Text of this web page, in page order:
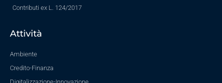
Contributi ex L. 124/2017
Attività
Ambiente
Credito-Finanza